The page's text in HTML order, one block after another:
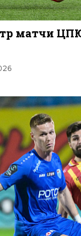
матчи